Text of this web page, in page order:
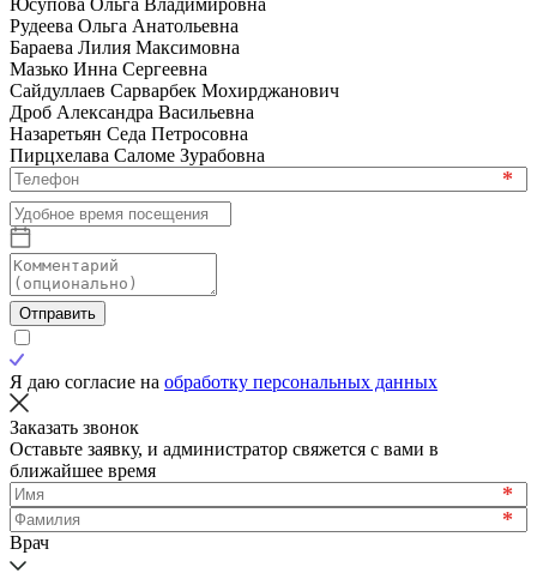
Рудеева Ольга Анатольевна
Бараева Лилия Максимовна
Мазько Инна Сергеевна
Сайдуллаев Сарварбек Мохирджанович
Дроб Александра Васильевна
Назаретьян Седа Петросовна
Пирцхелава Саломе Зурабовна
*
Отправить
Я даю согласие на обработку персональных данных
Заказать звонок
Оставьте заявку, и администратор свяжется с вами в
ближайшее время
*
*
Врач